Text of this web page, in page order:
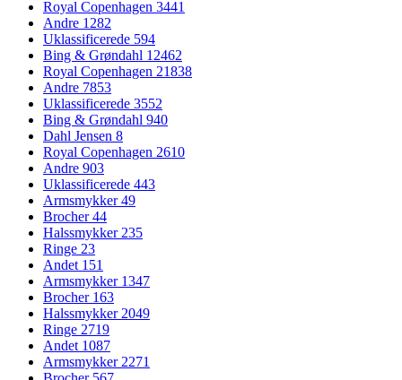
Royal Copenhagen 3441
Andre 1282
Uklassificerede 594
Bing & Grøndahl 12462
Royal Copenhagen 21838
Andre 7853
Uklassificerede 3552
Bing & Grøndahl 940
Dahl Jensen 8
Royal Copenhagen 2610
Andre 903
Uklassificerede 443
Armsmykker49
Brocher44
Halssmykker235
Ringe 23
Andet 151
Armsmykker 1347
Brocher 163
Halssmykker2049
Ringe 2719
Andet 1087
Armsmykker2271